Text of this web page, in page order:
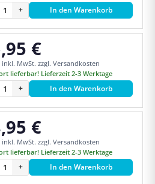
+ In den Warenkorb
Preis:
€
inkl. MwSt. zzgl. Versandkosten
lieferbar! Lieferzeit 2-3 Werktage
+ In den Warenkorb
Preis:
€
inkl. MwSt. zzgl. Versandkosten
lieferbar! Lieferzeit 2-3 Werktage
+ In den Warenkorb